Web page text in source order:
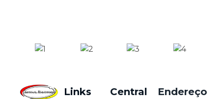
Links
Central
Endereço